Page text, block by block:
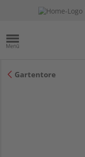
Gartentore